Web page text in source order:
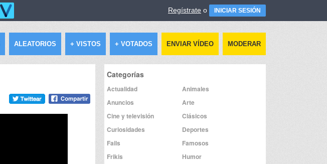
Regístrate o INICIAR SESIÓN
ALEATORIOS + VISTOS + VOTADOS ENVIAR VÍDEO MODERAR
Categorías
Actualidad
Animales
Anuncios
Arte
Cine y televisión
Clásicos
Curiosidades
Deportes
Fails
Famosos
Frikis
Humor